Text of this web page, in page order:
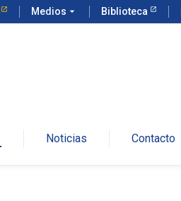
Medios arrow_drop_down Biblioteca
Noticias Contacto